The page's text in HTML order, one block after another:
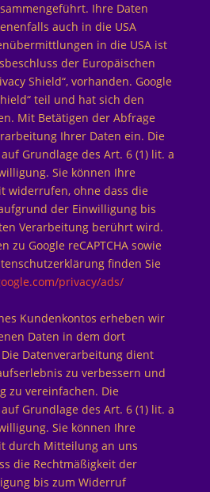
Ihre Daten
auch in die USA
in die USA ist
der Europäischen
Shield“, vorhanden. Google
teil und hat sich den
Mit Betätigen der Abfrage
Ihrer Daten ein. Die
Grundlage des Art. 6 (1) lit. a
Sie können Ihre
widerrufen, ohne dass die
der Einwilligung bis
Verarbeitung berührt wird.
zu Google reCAPTCHA sowie
finden Sie
privacy/ads/
Kundenkontos erheben wir
Daten in dem dort
Datenverarbeitung dient
zu verbessern und
zu vereinfachen. Die
Grundlage des Art. 6 (1) lit. a
Sie können Ihre
durch Mitteilung an uns
die Rechtmäßigkeit der
bis zum Widerruf